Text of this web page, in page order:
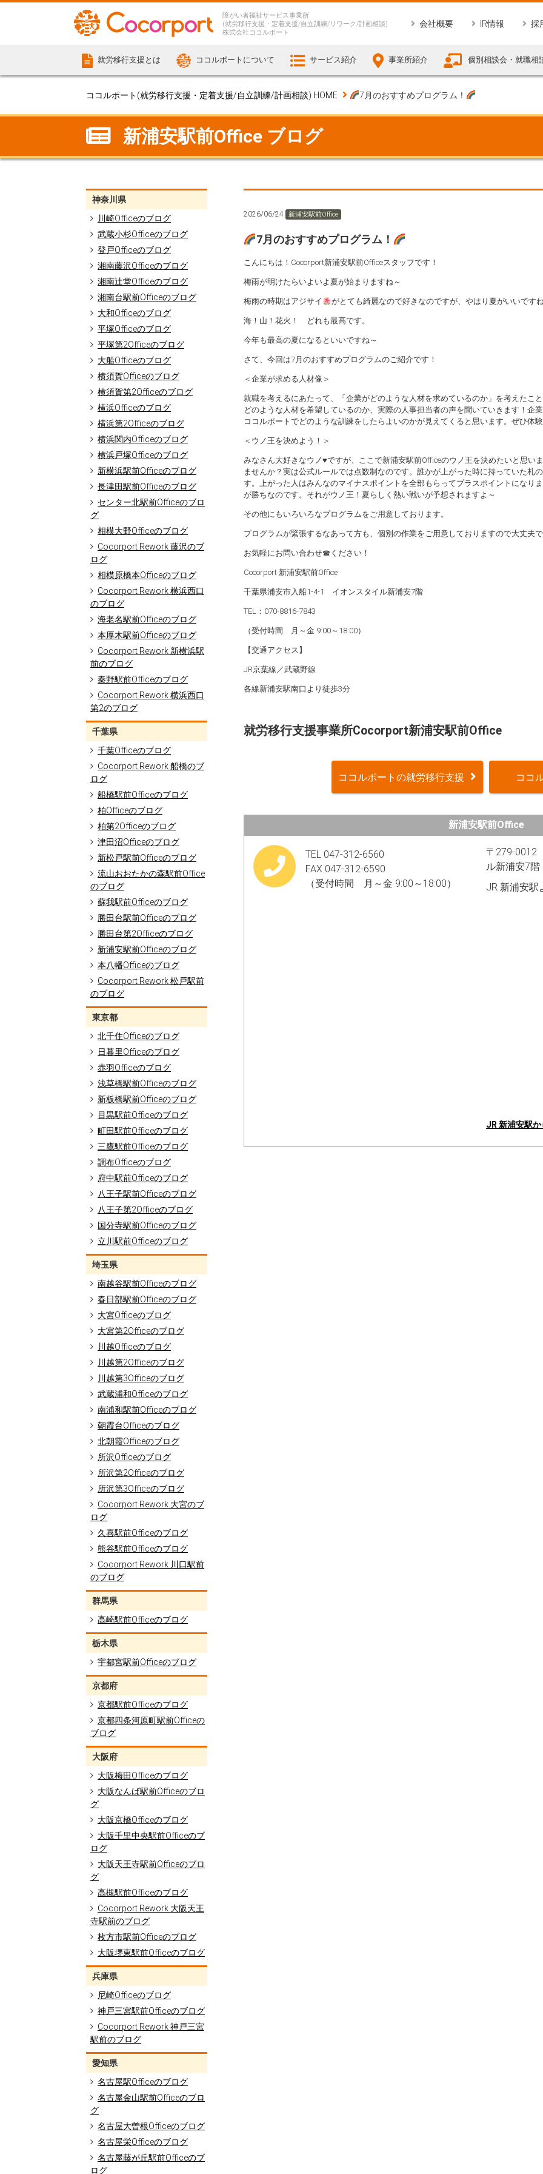
障がい者福祉サービス事業所
(就労移行支援・定着支援/自立訓練/リワーク/計画相談)
株式会社ココルポート
会社概要 IR情報 採
就労移行支援とは ココルポートについて サービス紹介 事業所紹介 個別相談会・就職相
ココルポート(就労移行支援・定着支援/自立訓練/計画相談) HOME 7月のおすすめプログラム！
新浦安駅前Office ブログ
神奈川県
川崎Officeのブログ
武蔵小杉Officeのブログ
登戸Officeのブログ
湘南藤沢Officeのブログ
湘南辻堂Officeのブログ
湘南台駅前Officeのブログ
大和Officeのブログ
平塚Officeのブログ
平塚第2Officeのブログ
大船Officeのブログ
横須賀Officeのブログ
横須賀第2Officeのブログ
横浜Officeのブログ
横浜第2Officeのブログ
横浜関内Officeのブログ
横浜戸塚Officeのブログ
新横浜駅前Officeのブログ
長津田駅前Officeのブログ
センター北駅前Officeのブロ
グ
相模大野Officeのブログ
Cocorport Rework 藤沢のブ
ログ
相模原橋本Officeのブログ
Cocorport Rework 横浜西口
のブログ
海老名駅前Officeのブログ
本厚木駅前Officeのブログ
Cocorport Rework 新横浜駅
前のブログ
秦野駅前Officeのブログ
Cocorport Rework 横浜西口
第2のブログ
千葉県
千葉Officeのブログ
Cocorport Rework 船橋のブ
ログ
船橋駅前Officeのブログ
柏Officeのブログ
柏第2Officeのブログ
津田沼Officeのブログ
新松戸駅前Officeのブログ
流山おおたかの森駅前Office
のブログ
蘇我駅前Officeのブログ
勝田台駅前Officeのブログ
勝田台第2Officeのブログ
新浦安駅前Officeのブログ
本八幡Officeのブログ
Cocorport Rework 松戸駅前
のブログ
東京都
北千住Officeのブログ
日暮里Officeのブログ
赤羽Officeのブログ
浅草橋駅前Officeのブログ
新板橋駅前Officeのブログ
目黒駅前Officeのブログ
町田駅前Officeのブログ
三鷹駅前Officeのブログ
調布Officeのブログ
府中駅前Officeのブログ
八王子駅前Officeのブログ
八王子第2Officeのブログ
国分寺駅前Officeのブログ
立川駅前Officeのブログ
埼玉県
南越谷駅前Officeのブログ
春日部駅前Officeのブログ
大宮Officeのブログ
大宮第2Officeのブログ
川越Officeのブログ
川越第2Officeのブログ
川越第3Officeのブログ
武蔵浦和Officeのブログ
南浦和駅前Officeのブログ
朝霞台Officeのブログ
北朝霞Officeのブログ
所沢Officeのブログ
所沢第2Officeのブログ
所沢第3Officeのブログ
Cocorport Rework 大宮のブ
ログ
久喜駅前Officeのブログ
熊谷駅前Officeのブログ
Cocorport Rework 川口駅前
のブログ
群馬県
高崎駅前Officeのブログ
栃木県
宇都宮駅前Officeのブログ
京都府
京都駅前Officeのブログ
京都四条河原町駅前Officeの
ブログ
大阪府
大阪梅田Officeのブログ
大阪なんば駅前Officeのブロ
グ
大阪京橋Officeのブログ
大阪千里中央駅前Officeのブ
ログ
大阪天王寺駅前Officeのブロ
グ
高槻駅前Officeのブログ
Cocorport Rework 大阪天王
寺駅前のブログ
枚方市駅前Officeのブログ
大阪堺東駅前Officeのブログ
兵庫県
尼崎Officeのブログ
神戸三宮駅前Officeのブログ
Cocorport Rework 神戸三宮
駅前のブログ
愛知県
名古屋駅Officeのブログ
名古屋金山駅前Officeのブロ
グ
名古屋大曽根Officeのブログ
名古屋栄Officeのブログ
名古屋藤が丘駅前Officeのブ
ログ
2026/06/24 新浦安駅前Office
7月のおすすめプログラム！
こんにちは！Cocorport新浦安駅前Officeスタッフです！
梅雨が明けたらいよいよ夏が始まりますね～
梅雨の時期はアジサイ がとても綺麗なので好きなのですが、やはり夏がいいですね
海！山！花火！ どれも最高です。
今年も最高の夏になるといいですね～
さて、今回は7月のおすすめプログラムのご紹介です！
＜企業が求める人材像＞
就職を考えるにあたって、「企業がどのような人材を求めているのか」を考えたこ
どのような人材を希望しているのか、実際の人事担当者の声を聞いていきます！企
ココルポートでどのような訓練をしたらよいのかが見えてくると思います。ぜひ体
＜ウノ王を決めよう！＞
みなさん大好きなウノ♥ですが、ここで新浦安駅前Officeのウノ王を決めたいと思い
ませんか？実は公式ルールでは点数制なのです。誰かが上がった時に持っていた札
す。上がった人はみんなのマイナスポイントを全部もらってプラスポイントになり
が勝ちなのです。それがウノ王！夏らしく熱い戦いが予想されますよ～
その他にもいろいろなプログラムをご用意しております。
プログラムが緊張するなあって方も、個別の作業をご用意しておりますので大丈夫で
お気軽にお問い合わせ☎ください！
Cocorport 新浦安駅前Office
千葉県浦安市入船1-4-1 イオンスタイル新浦安7階
TEL：070-8816-7843
（受付時間 月～金 9:00～18:00）
【交通アクセス】
JR京葉線／武蔵野線
各線新浦安駅南口より徒歩3分
就労移行支援事業所Cocorport新浦安駅前Office
ココルポートの就労移行支援 ココ
新浦安駅前Office
TEL 047-312-6560
FAX 047-312-6590
（受付時間 月～金 9:00～18:00）
〒279-
ル新浦安7階​
JR 新浦安駅
JR 新浦安駅